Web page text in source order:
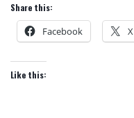
Share this:
Facebook X
Like this: